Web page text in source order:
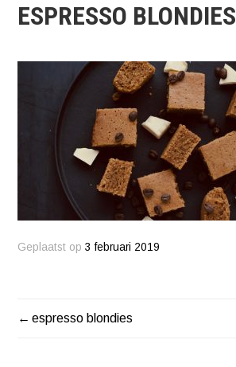
ESPRESSO BLONDIES
Geplaatst op3 februari 2019
BERICHT
espresso blondies